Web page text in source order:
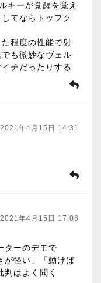
キーが覚醒を覚え
てならトップク
程度の性能で射
も微妙なヴェル
チだったりする
2021年4月15日 14:31
2021年4月15日 17:06
ターのデモで
が軽い」「動けば
はよく聞く